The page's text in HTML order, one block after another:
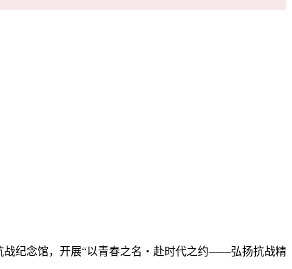
战纪念馆，开展“以青春之名・赴时代之约——弘扬抗战精